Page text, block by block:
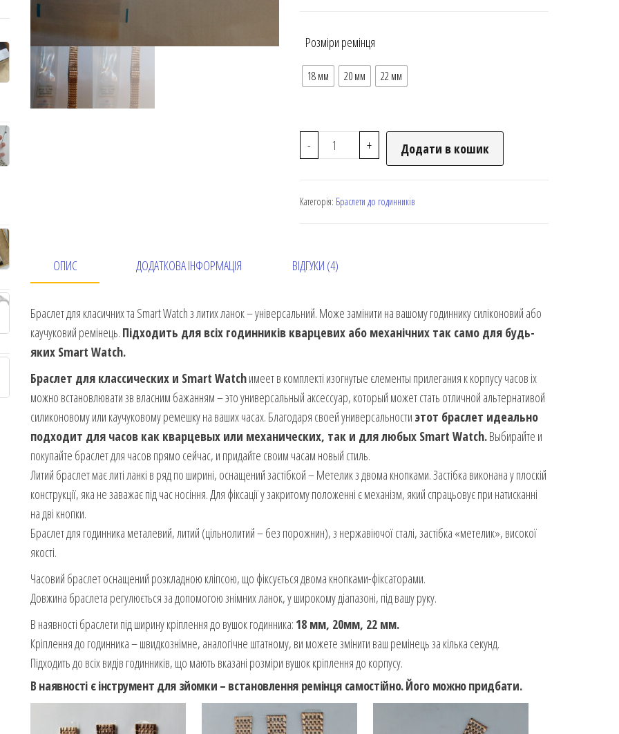
Розміри ремінця
18 мм 20 мм 22 мм
- + Додати в кошик
Категорія: Браслети до годинників
ОПИС ДОДАТКОВА ІНФОРМАЦІЯ ВІДГУКИ (4)
Браслет для класичних та Smart Watch з литих ланок – універсальний. Може замінити на вашому годиннику силіконовий або
каучуковий ремінець. Підходить для всіх годинників кварцевих або механічних так само для будь-
яких Smart Watch.
Браслет для классических и Smart Watchимеет в комплекті изогнутые єлементы прилегания к корпусу часов іх
можно встановлювати зв власним бажанням – это универсальный аксессуар, который может стать отличной альтернативой
силиконовому или каучуковому ремешку на ваших часах. Благодаря своей универсальности этот браслет идеально
подходит для часов как кварцевых или механических, так и для любых Smart Watch.Выбирайте и
покупайте браслет для часов прямо сейчас, и придайте своим часам новый стиль.
Литий браслет має литі ланкі в ряд по ширині, оснащений застібкой – Метелик з двома кнопками. Застібка виконана у плоскій
конструкції, яка не заважає під час носіння. Для фіксації у закритому положенні є механізм, який спрацьовує при натисканні
на дві кнопки.
Браслет для годинника металевий, литий (цільнолитий – без порожнин), з нержавіючої сталі, застібка «метелик», високої
якості.
Часовий браслет оснащений розкладною кліпсою, що фіксується двома кнопками-фіксаторами.
Довжина браслета регулюється за допомогою знімних ланок, у широкому діапазоні, під вашу руку.
В наявності браслети під ширину кріплення до вушок годинника: 18 мм, 20мм, 22 мм.
Кріплення до годинника – швидкознімне, аналогічне штатному, ви можете змінити ваш ремінець за кілька секунд.
Підходить до всіх видів годинників, що мають вказані розміри вушок кріплення до корпусу.
В наявності є інструмент для зйомки – встановлення ремінця самостійно. Його можно придбати.